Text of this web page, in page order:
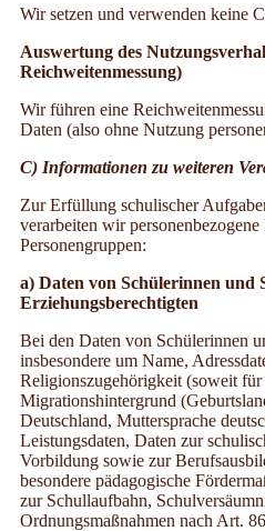
Wir setzen und verwenden keine
Auswertung des
Reichweitenmessung)
Wir führen eine
Daten (also ohne Nutzung
C) Informationen zu weiteren
Zur Erfüllung schulischer
verarbeiten wir
Personengruppen:
a) Daten von Schülerinnen und
Erziehungsberechtigten
Bei den Daten von Schülerinnen
insbesondere um Name,
Religionszugehörigkeit (soweit
Migrationshintergrund
Deutschland, Muttersprache
Leistungsdaten, Daten zur
Vorbildung sowie zur
besondere pädagogische
zur Schullaufbahn,
Ordnungsmaßnahmen nach Art.